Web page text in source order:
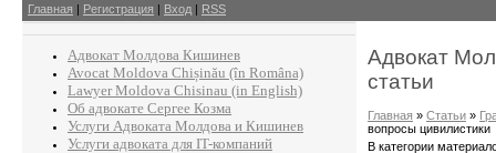
Главная | Регистрация | Вход | RSS
Адвокат Молдова Кишинев
Avocat Moldova Chișinău (în Româna)
Lawyer Moldova Chisinau (in English)
Об адвокате Сергее Козма
Услуги Адвоката Молдова и Кишинев
Услуги адвоката для IT-компаний
Адвокат
статьи
Главная » Статьи »
вопросы цивилистики
В категории